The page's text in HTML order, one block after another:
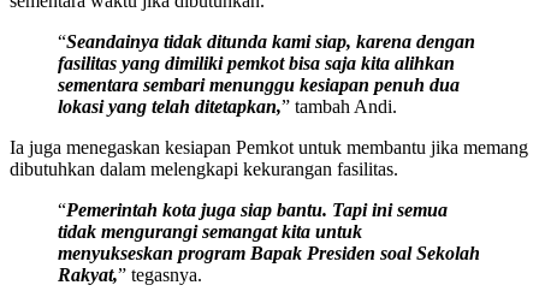
“Seandainya tidak ditunda kami siap, karena dengan
fasilitas yang dimiliki pemkot bisa saja kita alihkan
sementara sembari menunggu kesiapan penuh dua
lokasi yang telah ditetapkan,” tambah Andi.
Ia juga menegaskan kesiapan Pemkot untuk membantu jika memang
dibutuhkan dalam melengkapi kekurangan fasilitas.
“Pemerintah kota juga siap bantu. Tapi ini semua
tidak mengurangi semangat kita untuk
menyukseskan program Bapak Presiden soal Sekolah
Rakyat,” tegasnya.